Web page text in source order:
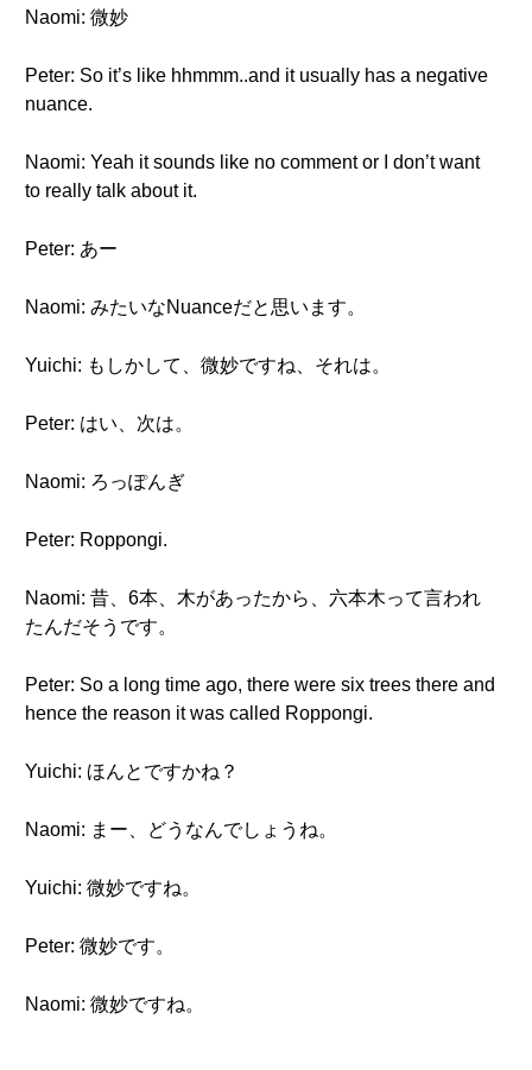
Naomi: 微妙
Peter: So it’s like hhmmm..and it usually has a negative
nuance.
Naomi: Yeah it sounds like no comment or I don’t want
to really talk about it.
Peter: あー
Naomi: みたいなNuanceだと思います。
Yuichi: もしかして、微妙ですね、それは。
Peter: はい、次は。
Naomi: ろっぽんぎ
Peter: Roppongi.
Naomi: 昔、6本、木があったから、六本木って言われ
たんだそうです。
Peter: So a long time ago, there were six trees there and
hence the reason it was called Roppongi.
Yuichi: ほんとですかね？
Naomi: まー、どうなんでしょうね。
Yuichi: 微妙ですね。
Peter: 微妙です。
Naomi: 微妙ですね。